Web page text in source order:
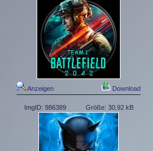
Anzeigen Download
ImgID: 986389 Größe: 30,92 kB